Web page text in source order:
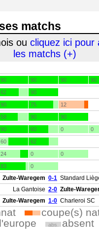
matchs
ou cliquez ici pour
les matchs (+)
90 90 90 90
62 90
90 75 12
58 90 90
90 60 0 0
60 62
24 0 0
83 0
Zulte-Waregem 0-1 Standard
La Gantoise 2-0 Zulte-
Zulte-Waregem 1-0 Charleroi SC
coupe(s)
abs. absent